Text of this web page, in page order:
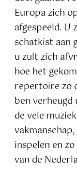
Europa zich
afgespeeld. U
schatkist aan
u zult zich
hoe het
repertoire zo
ben verheugd
de vele
inspelen en
van de